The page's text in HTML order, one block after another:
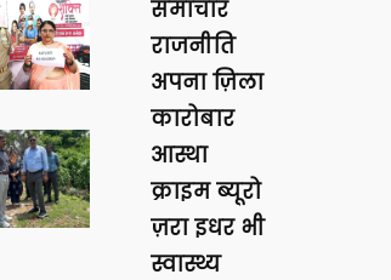
समाचार
राजनीति
अपना ज़िला
कारोबार
आस्था
क्राइम ब्यूरो
ज़रा इधर भी
स्वास्थ्य